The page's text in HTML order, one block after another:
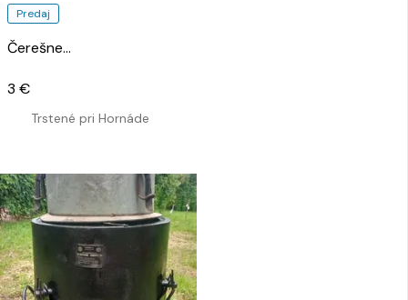
Predaj
Čerešne…
Trstené pri Hornáde
3 €